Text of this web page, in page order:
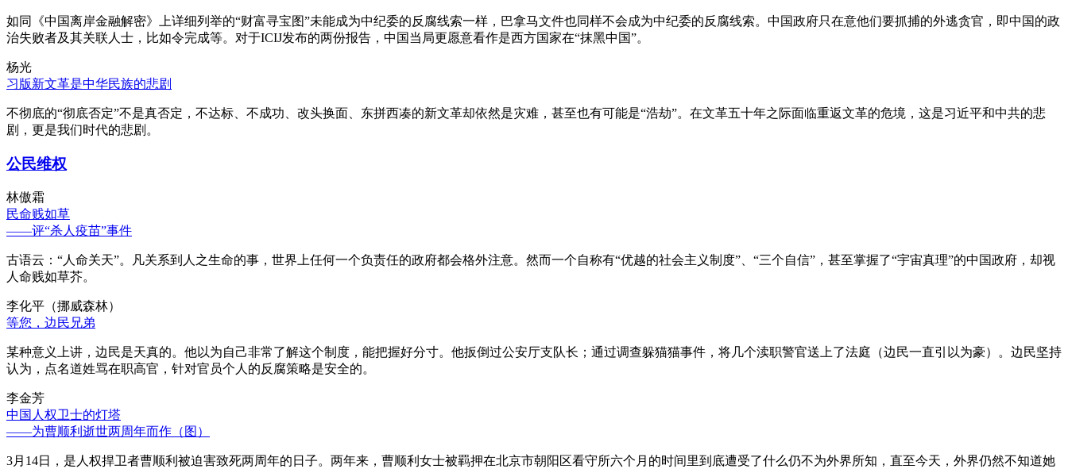
如同《中国离岸金融解密》上详细列举的“财富寻宝图”未能成为中纪委的反腐线索一样，巴拿马文件也同样不会成为中纪委的反腐线索。中国政府只在意他们要抓捕的外逃贪官，即中国的政
治失败者及其关联人士，比如令完成等。对于ICIJ发布的两份报告，中国当局更愿意看作是西方国家在“抹黑中国”。
杨光
习版新文革是中华民族的悲剧
不彻底的“彻底否定”不是真否定，不达标、不成功、改头换面、东拼西凑的新文革却依然是灾难，甚至也有可能是“浩劫”。在文革五十年之际面临重返文革的危境，这是习近平和中共的悲
剧，更是我们时代的悲剧。
公民维权
林傲霜
民命贱如草
——评“杀人疫苗”事件
古语云：“人命关天”。凡关系到人之生命的事，世界上任何一个负责任的政府都会格外注意。然而一个自称有“优越的社会主义制度”、“三个自信”，甚至掌握了“宇宙真理”的中国政府，却视
人命贱如草芥。
李化平（挪威森林）
等您，边民兄弟
某种意义上讲，边民是天真的。他以为自己非常了解这个制度，能把握好分寸。他扳倒过公安厅支队长；通过调查躲猫猫事件，将几个渎职警官送上了法庭（边民一直引以为豪）。边民坚持
认为，点名道姓骂在职高官，针对官员个人的反腐策略是安全的。
李金芳
中国人权卫士的灯塔
——为曹顺利逝世两周年而作（图）
3月14日，是人权捍卫者曹顺利被迫害致死两周年的日子。两年来，曹顺利女士被羁押在北京市朝阳区看守所六个月的时间里到底遭受了什么仍不为外界所知，直至今天，外界仍然不知道她